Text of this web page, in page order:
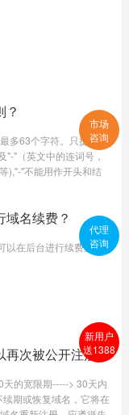
？
多63个字符。只提供英
"（英文中的连词号，
),"-"不能用作开头和结
名续费？
以在后台进行续费生
再次被公开注册？
的宽限期-----> 30天内
期或恢复域名，它将在
市场
咨询
代理
咨询
新用户
送1388